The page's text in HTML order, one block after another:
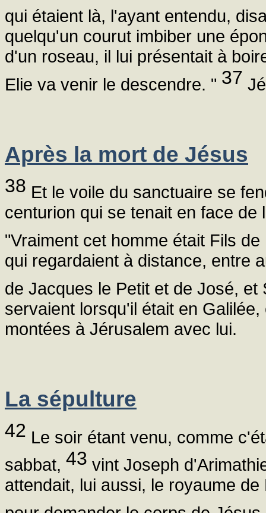
qui étaient là, l'ayant entendu,
quelqu'un courut imbiber une
d'un roseau, il lui présentait à
Elie va venir le descendre. " 37
Après la mort de Jésus
38 Et le voile du sanctuaire se
centurion qui se tenait en face
"Vraiment cet homme était Fils
qui regardaient à distance, entre
de Jacques le Petit et de José,
servaient lorsqu'il était en
montées à Jérusalem avec lui.
La sépulture
42 Le soir étant venu, comme
sabbat, 43 vint Joseph
attendait, lui aussi, le royaume